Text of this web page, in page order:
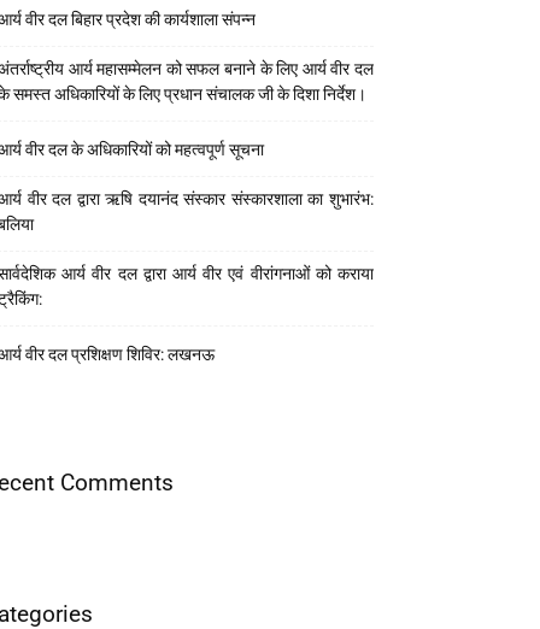
वीर दल बिहार प्रदेश की कार्यशाला संपन्न
आर्य महासम्मेलन को सफल बनाने के लिए आर्य वीर दल
समस्त अधिकारियों के लिए प्रधान संचालक जी के दिशा निर्देश।
वीर दल के अधिकारियों को महत्वपूर्ण सूचना
वीर दल द्वारा ऋषि दयानंद संस्कार संस्कारशाला का शुभारंभ:
आर्य वीर दल द्वारा आर्य वीर एवं वीरांगनाओं को कराया
वीर दल प्रशिक्षण शिविर: लखनऊ
Comments